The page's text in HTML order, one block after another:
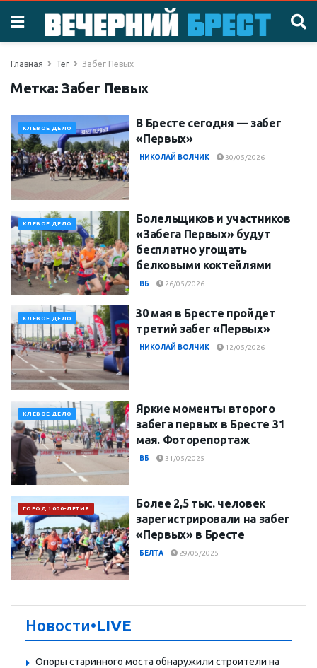
Главная Тег Забег Певых
Метка:Забег Певых
КЛЕВОЕ ДЕЛО
В Бресте сегодня — забег
«Первых»
| НИКОЛАЙ ВОЛЧИК 30/05/2026
КЛЕВОЕ ДЕЛО
Болельщиков и участников
«Забега Первых» будут
бесплатно угощать
белковыми коктейлями
| ВБ 26/05/2026
КЛЕВОЕ ДЕЛО
30 мая в Бресте пройдет
третий забег «Первых»
| НИКОЛАЙ ВОЛЧИК 12/05/2026
КЛЕВОЕ ДЕЛО
Яркие моменты второго
забега первых в Бресте 31
мая. Фоторепортаж
| ВБ 31/05/2025
ГОРОД 1000-ЛЕТИЯ
Более 2,5 тыс. человек
зарегистрировали на забег
«Первых» в Бресте
| БЕЛТА 29/05/2025
Новости•LIVE
Опоры старинного моста обнаружили строители на